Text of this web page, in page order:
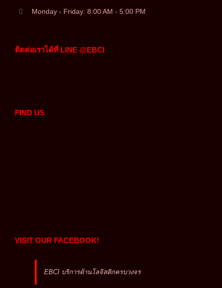
Monday - Friday: 8:00 AM - 5:00 PM
ติดต่อเราได้ที่ LINE @EBCI
FIND US
VISIT OUR FACEBOOK!
EBCI บริการด้านโลจิสติกครบวงจร